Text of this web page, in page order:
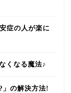
症の人が楽に
くなる魔法♪
」の解決方法!